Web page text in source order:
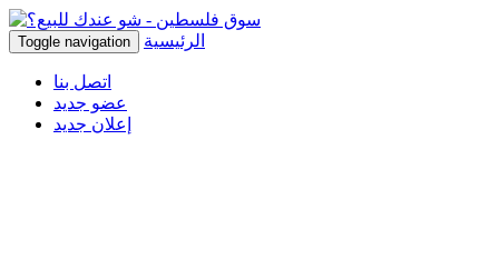
Toggle navigation الرئيسية
اتصل بنا
عضو جديد
إعلان جديد